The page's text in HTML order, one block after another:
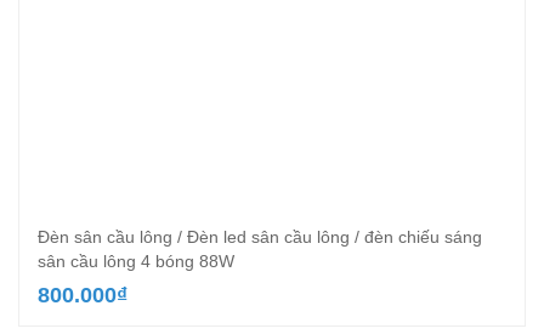
Đèn sân cầu lông / Đèn led sân cầu lông / đèn chiếu sáng
sân cầu lông 4 bóng 88W
800.000₫